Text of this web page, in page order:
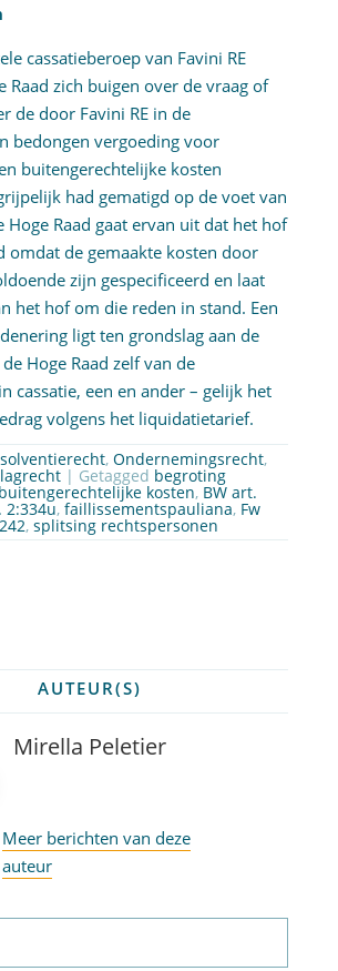
cassatieberoep van Favini RE
Raad zich buigen over de vraag of
de door Favini RE in de
bedongen vergoeding voor
buitengerechtelijke kosten
had gematigd op de voet van
Hoge Raad gaat ervan uit dat het hof
omdat de gemaakte kosten door
zijn gespecificeerd en laat
het hof om die reden in stand. Een
ligt ten grondslag aan de
Hoge Raad zelf van de
cassatie, een en ander – gelijk het
volgens het liquidatietarief.
, Ondernemingsrecht,
| Getagged begroting
buitengerechtelijke kosten, BW art.
2:334u, faillissementspauliana, Fw
, splitsing rechtspersonen
AUTEUR(S)
Mirella Peletier
Meer berichten van deze
auteur